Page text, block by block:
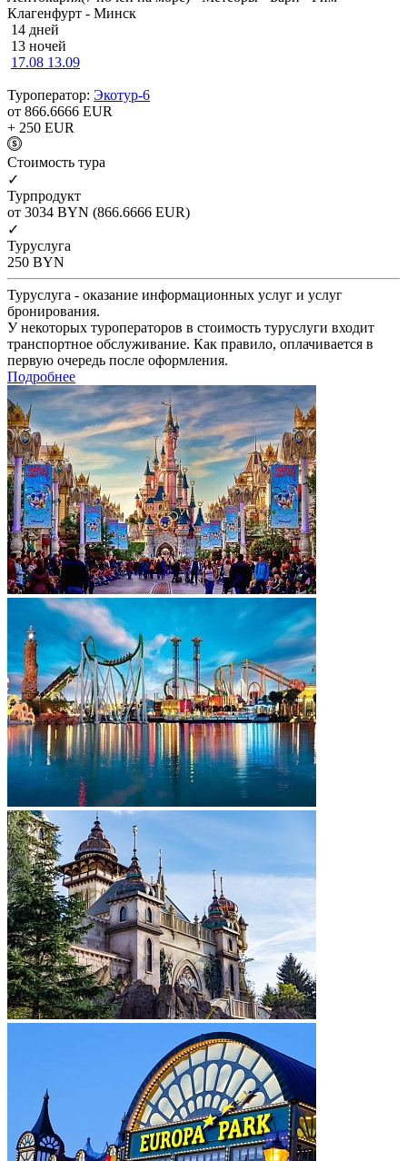
Клагенфурт - Минск
14 дней
13 ночей
17.08 13.09
Туроператор: Экотур-6
от 866.6666 EUR
+ 250 EUR
Cтоимость тура
✓
Турпродукт
от 3034 BYN (866.6666 EUR)
✓
Туруслуга
250 BYN
Туруслуга - оказание информационных услуг и услуг
бронирования.
У некоторых туроператоров в стоимость туруслуги входит
транспортное обслуживание. Как правило, оплачивается в
первую очередь после оформления.
Подробнее